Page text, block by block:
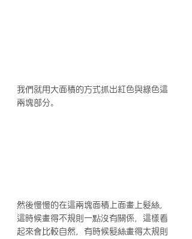
我們就用大面積的方式抓出紅色與綠色這
兩塊部分。
然後慢慢的在這兩塊面積上面畫上髮絲，
這時候畫得不規則一點沒有關係，這樣看
起來會比較自然，有時候髮絲畫得太規則